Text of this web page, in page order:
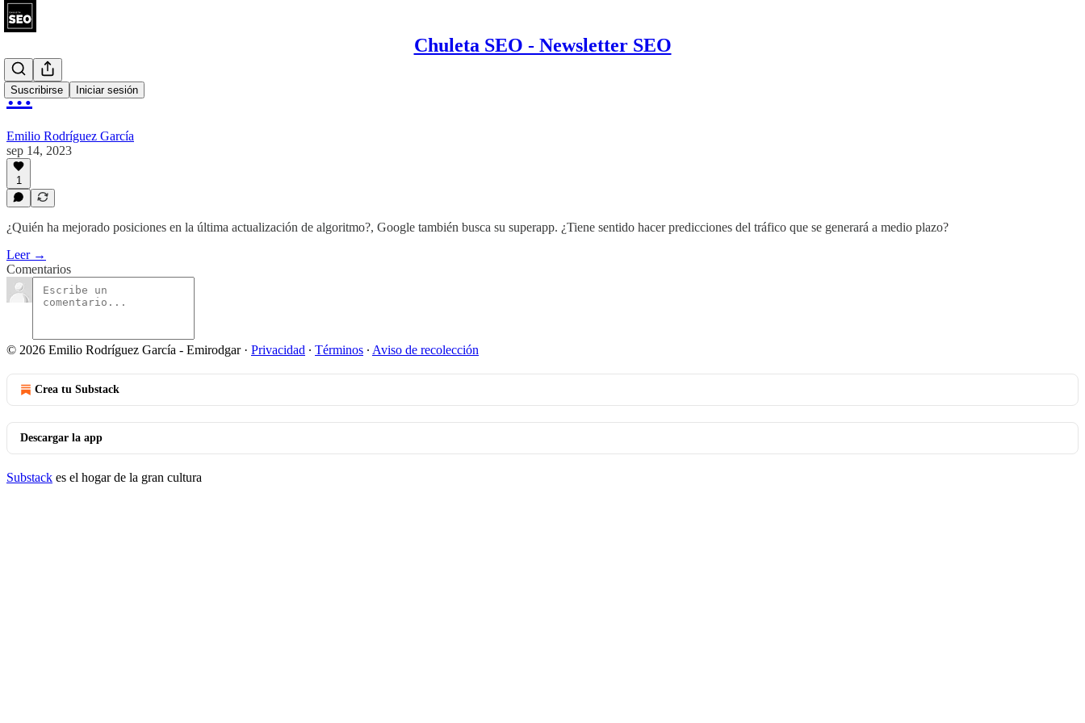
Chuleta SEO - Newsletter SEO
Suscribirse Iniciar sesión
…
Emilio Rodríguez García
sep 14, 2023
1
¿Quién ha mejorado posiciones en la última actualización de algoritmo?, Google también busca su superapp. ¿Tiene sentido hacer predicciones del tráfico que se generará a medio plazo?
Leer →
Comentarios
© 2026 Emilio Rodríguez García - Emirodgar· Privacidad ∙ Términos ∙ Aviso de recolección
Crea tu Substack
Descargar la app
Substack es el hogar de la gran cultura